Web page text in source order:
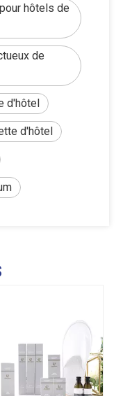
hôtels de
de
d'hôtel
d'hôtel